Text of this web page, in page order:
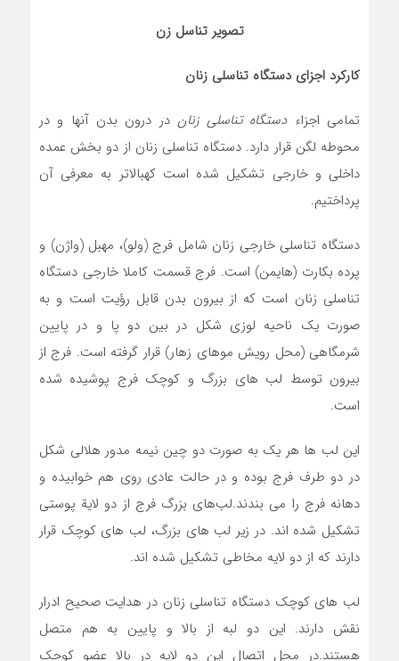
تصویر تناسل زن
کارکرد اجزای دستگاه تناسلی زنان
تمامی اجزاء دستگاه تناسلی زنان در درون بدن آنها و در
محوطه لگن قرار دارد. دستگاه تناسلی زنان از دو بخش عمده
داخلی و خارجی تشکیل شده است کهبالاتر به معرفی آن
پرداختیم.
دستگاه تناسلی خارجی زنان شامل فرج (ولو)، مهبل (واژن) و
پرده بکارت (هایمن) است. فرج قسمت کاملا خارجی دستگاه
تناسلی زنان است که از بیرون بدن قابل رؤیت است و به
صورت یک ناحیه لوزی شکل در بین دو پا و در پایین
شرمگاهی (محل رویش موهای زهار) قرار گرفته است. فرج از
بیرون توسط لب های بزرگ و کوچک فرج پوشیده شده
است.
این لب ها هر یک به صورت دو چین نیمه مدور هلالی شکل
در دو طرف فرج بوده و در حالت عادی روی هم خوابیده و
دهانه فرج را می بندند.لب‌های بزرگ فرج از دو لایة‌ پوستی
تشکیل شده اند. در زیر لب های بزرگ، لب های کوچک قرار
دارند که از دو لایه مخاطی تشکیل شده اند.
لب های کوچک دستگاه تناسلی زنان در هدایت صحیح ادرار
نقش دارند. این دو لبه از بالا و پایین به هم متصل
هستند.در محل اتصال این دو لایه در بالا عضو کوچک